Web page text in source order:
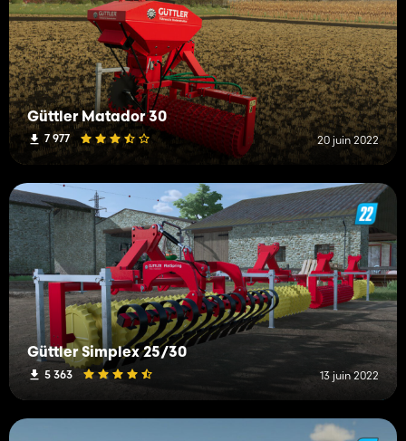
Güttler Matador 30
7 977 20 juin 2022
Güttler Simplex 25/30
5 363 13 juin 2022